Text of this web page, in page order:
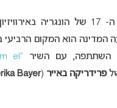
זו תיהיה ההשתתפות ה- 17 של
בו השתתפה, עם השיר
el
פרידריקה באייר (
Bayer